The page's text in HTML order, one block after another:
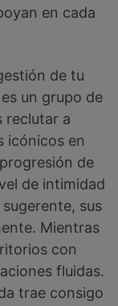
en cada
de tu
un grupo de
reclutar a
icónicos en
de
de intimidad
sus
Mientras
con
fluidas.
trae consigo